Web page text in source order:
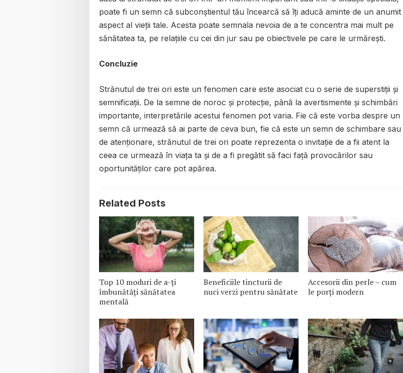
poate fi un semn că subconștientul tău încearcă să îți aducă aminte de un anumit
aspect al vieții tale. Acesta poate semnala nevoia de a te concentra mai mult pe
sănătatea ta, pe relațiile cu cei din jur sau pe obiectivele pe care le urmărești.
Concluzie
Strănutul de trei ori este un fenomen care este asociat cu o serie de superstiții și
semnificații. De la semne de noroc și protecție, până la avertismente și schimbări
importante, interpretările acestui fenomen pot varia. Fie că este vorba despre un
semn că urmează să ai parte de ceva bun, fie că este un semn de schimbare sau
de atenționare, strănutul de trei ori poate reprezenta o invitație de a fii atent la
ceea ce urmează în viața ta și de a fi pregătit să faci față provocărilor sau
oportunităților care pot apărea.
Related Posts
Top 10 moduri de a-ți
îmbunătăți sănătatea
mentală
Beneficiile tincturii de
nuci verzi pentru sănătate
Accesorii din perle – cum
le porți modern